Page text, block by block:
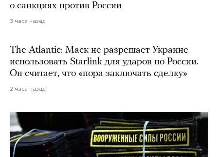
о санкциях против России
3 часа назад
The Atlantic: Маск не разрешает Украине
использовать Starlink для ударов по России.
Он считает, что «пора заключать сделку»
2 часа назад